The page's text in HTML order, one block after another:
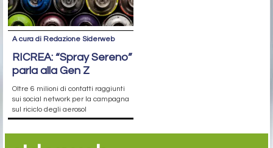
A cura di Redazione Siderweb
RICREA: “Spray Sereno”
parla alla Gen Z
Oltre 6 milioni di contatti raggiunti
sui social network per la campagna
sul riciclo degli aerosol